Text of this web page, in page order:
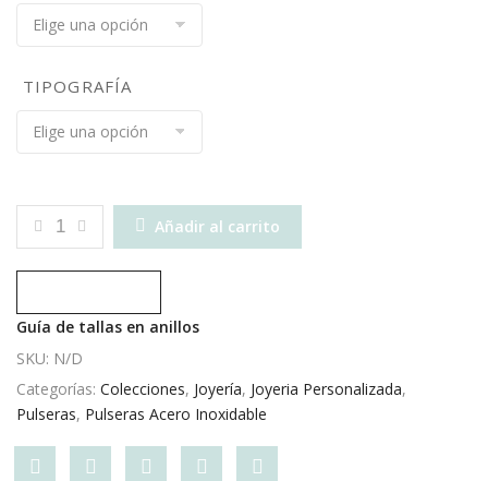
TIPOGRAFÍA
CANTIDAD Añadir al carrito
Guía de tallas en anillos
SKU: N/D
Categorías: Colecciones, Joyería, Joyeria Personalizada,
Pulseras, Pulseras Acero Inoxidable
Share
Post
Share
Pin
Share